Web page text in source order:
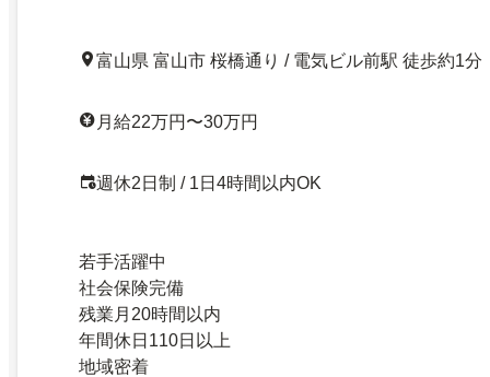
富山県 富山市 桜橋通り / 電気ビル前駅 徒歩約1分
月給22万円〜30万円
週休2日制 / 1日4時間以内OK
若手活躍中
社会保険完備
残業月20時間以内
年間休日110日以上
地域密着